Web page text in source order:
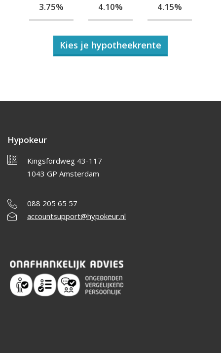
3.75%
4.10%
4.15%
Kies je hypotheekrente
Hypokeur
Kingsfordweg 43-117
1043 GP Amsterdam
088 205 65 57
accountsupport@hypokeur.nl